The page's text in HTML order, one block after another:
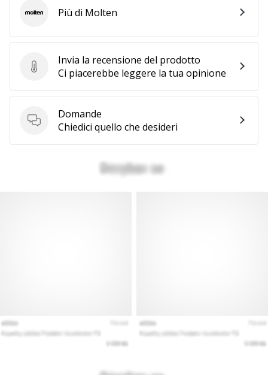
Invia la recensione del prodotto
Invia la recensione del prodotto
Ci piacerebbe leggere la tua opinione
Domande
Domande
Chiedici quello che desideri
MoltenPiù di Molten